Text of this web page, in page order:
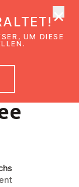
UM DIESE
×